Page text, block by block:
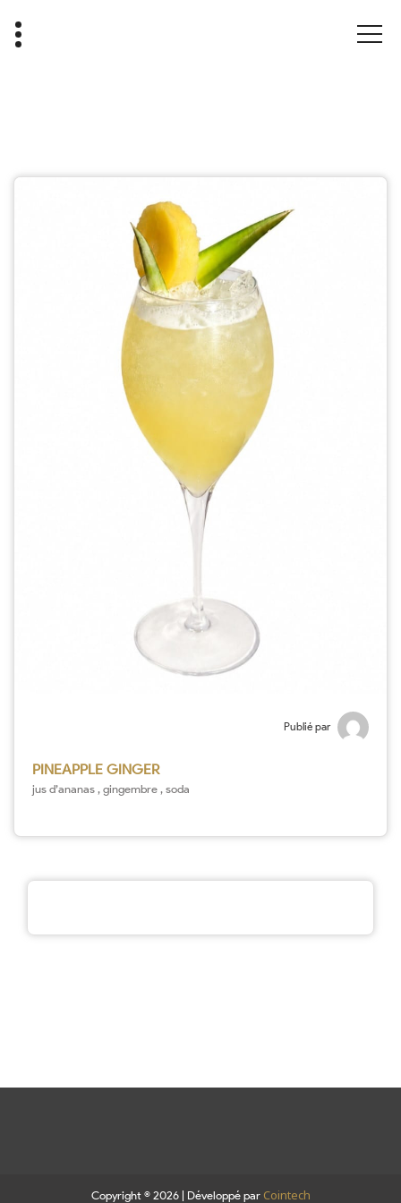
Publié par
PINEAPPLE GINGER
jus d’ananas , gingembre , soda
Copyright © 2026 | Développé par Cointech